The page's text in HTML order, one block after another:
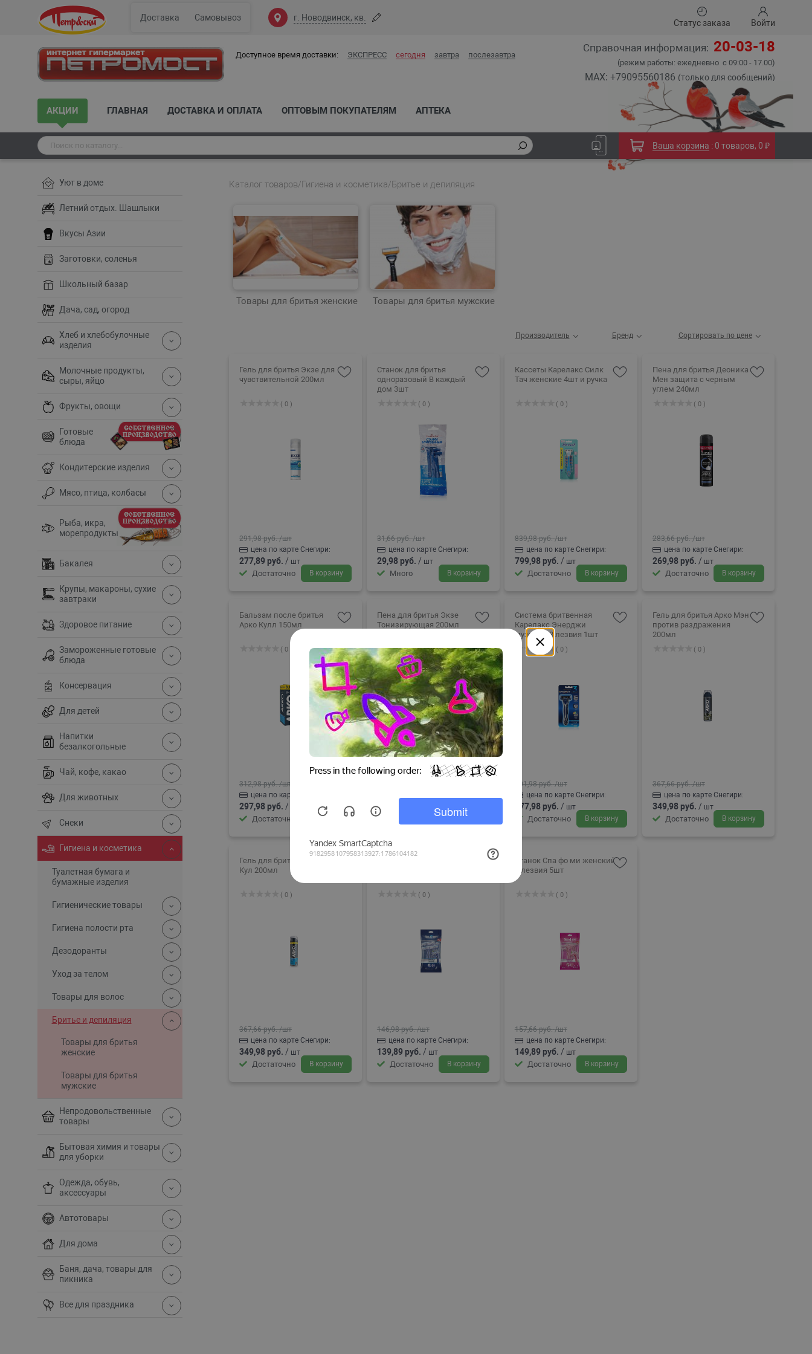
Доставка Самовывоз г. Новодвинск, кв.
Статус заказа Войти
Ваша корзина : 0 товаров, 0 ₽
Доступное время доставки: ЭКСПРЕСС сегодня завтра послезавтра
АКЦИИ ГЛАВНАЯ ДОСТАВКА И ОПЛАТА ОПТОВЫМ ПОКУПАТЕЛЯМ АПТЕКА
Справочная информация: 20-03-18
(режим работы: ежедневно с 09:00 - 17.00)
MAX: +79095560186 (только для сообщений)
Каталог товаров/Гигиена и косметика/Бритье и депиляция
Товары для бритья женские Товары для бритья мужские
Производитель Бренд Сортировать по цене
Гель для бритья Экзе для
чувствительной 200мл
( 0 )
291,98 руб. /шт
цена по карте Снегири:
277,89 руб. / шт
Достаточно В корзину
Станок для бритья
одноразовый В каждый
дом 3шт
( 0 )
31,66 руб. /шт
цена по карте Снегири:
29,98 руб. / шт
Много В корзину
Кассеты Карелакс Силк
Тач женские 4шт и ручка
( 0 )
839,98 руб. /шт
цена по карте Снегири:
799,98 руб. / шт
Достаточно В корзину
Пена для бритья Деоника
Мен защита с черным
углем 240мл
( 0 )
283,66 руб. /шт
цена по карте Снегири:
269,98 руб. / шт
Достаточно В корзину
Бальзам после бритья
Арко Кулл 150мл
( 0 )
312,98 руб. /шт
цена по карте Снегири:
297,98 руб. /
Достаточно В корзину
Пена для бритья Экзе
Тонизирующая 200мл
( 0 )
189,98 руб. шт
В корзину
Система бритвенная
Карелакс Энерджи
мужская 3 лезвия 1шт
( 0 )
501,98 руб. /шт
цена по карте Снегири:
477,98 руб. / шт
Достаточно В корзину
Гель для бритья Арко Мэн
против раздражения
200мл
( 0 )
367,66 руб. /шт
цена по карте Снегири:
349,98 руб. / шт
Достаточно В корзину
Гель для бритья Арко Мэн
Кул 200мл
( 0 )
367,66 руб. /шт
цена по карте Снегири:
349,98 руб. / шт
Достаточно В корзину
( 0 )
146,98 руб. /шт
цена по карте Снегири:
139,89 руб. / шт
Достаточно В корзину
Станок Спа фо ми женский
2 лезвия 5шт
( 0 )
157,66 руб. /шт
цена по карте Снегири:
149,89 руб. / шт
Достаточно В корзину
Уют в доме
Летний отдых. Шашлыки
Вкусы Азии
Заготовки, соленья
Школьный базар
Дача, сад, огород
Хлеб и хлебобулочные
изделия
Молочные продукты,
сыры, яйцо
Фрукты, овощи
Готовые
блюда
Кондитерские изделия
Мясо, птица, колбасы
Рыба, икра,
морепродукты
Бакалея
Крупы, макароны, сухие
завтраки
Здоровое питание
Замороженные готовые
блюда
Консервация
Для детей
Напитки
безалкогольные
Чай, кофе, какао
Для животных
Снеки
Гигиена и косметика
Туалетная бумага и
бумажные изделия
Гигиенические товары
Гигиена полости рта
Дезодоранты
Уход за телом
Товары для волос
Бритье и депиляция
Товары для бритья
женские
Товары для бритья
мужские
Непродовольственные
товары
Бытовая химия и товары
для уборки
Одежда, обувь,
аксессуары
Автотовары
Для дома
Баня, дача, товары для
пикника
Все для праздника